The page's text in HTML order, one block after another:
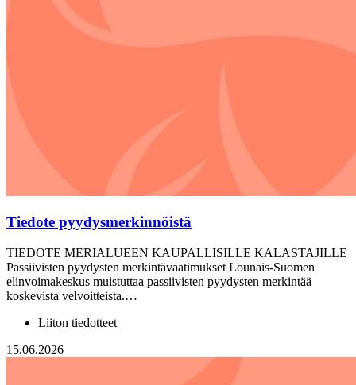
Tiedote pyydysmerkinnöistä
TIEDOTE MERIALUEEN KAUPALLISILLE KALASTAJILLE
Passiivisten pyydysten merkintävaatimukset Lounais-Suomen
elinvoimakeskus muistuttaa passiivisten pyydysten merkintää
koskevista velvoitteista.…
Liiton tiedotteet
15.06.2026